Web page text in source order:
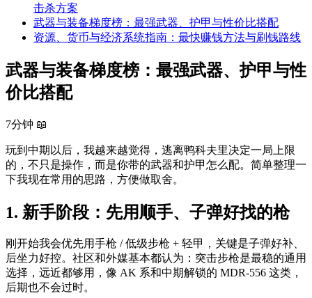
击杀方案
武器与装备梯度榜：最强武器、护甲与性价比搭配
资源、货币与经济系统指南：最快赚钱方法与刷钱路线
武器与装备梯度榜：最强武器、护甲与性
价比搭配
7分钟 📖
玩到中期以后，我越来越觉得，逃离鸭科夫里决定一局上限
的，不只是操作，而是你带的武器和护甲怎么配。简单整理一
下我现在常用的思路，方便做取舍。
1. 新手阶段：先用顺手、子弹好找的枪
刚开始我会优先用手枪 / 低级步枪 + 轻甲，关键是子弹好补、
后坐力好控。社区和外媒基本都认为：突击步枪是最稳的通用
选择，远近都够用，像 AK 系和中期解锁的 MDR-556 这类，
后期也不会过时。